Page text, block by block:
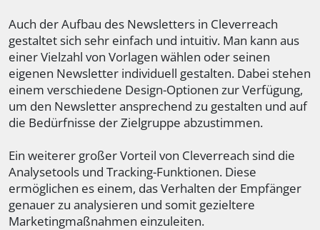
Auch der Aufbau des Newsletters in Cleverreach
gestaltet sich sehr einfach und intuitiv. Man kann aus
einer Vielzahl von Vorlagen wählen oder seinen
eigenen Newsletter individuell gestalten. Dabei stehen
einem verschiedene Design-Optionen zur Verfügung,
um den Newsletter ansprechend zu gestalten und auf
die Bedürfnisse der Zielgruppe abzustimmen.
Ein weiterer großer Vorteil von Cleverreach sind die
Analysetools und Tracking-Funktionen. Diese
ermöglichen es einem, das Verhalten der Empfänger
genauer zu analysieren und somit gezieltere
Marketingmaßnahmen einzuleiten.